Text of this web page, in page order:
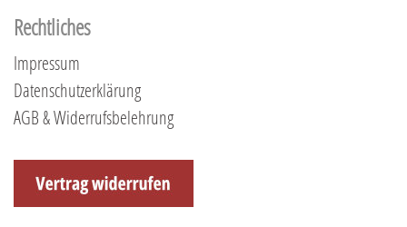
Rechtliches
Impressum
Datenschutzerklärung
AGB & Widerrufsbelehrung